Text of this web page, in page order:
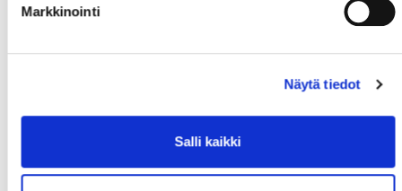
Markkinointi
Näytä tiedot
Salli kaikki